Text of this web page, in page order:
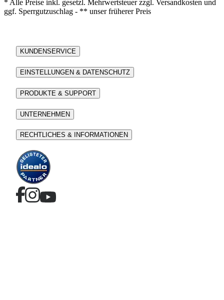
* Alle Preise inkl. gesetzl. Mehrwertsteuer zzgl. Versandkosten und
ggf. Sperrgutzuschlag - ** unser früherer Preis
KUNDENSERVICE
EINSTELLUNGEN & DATENSCHUTZ
PRODUKTE & SUPPORT
UNTERNEHMEN
RECHTLICHES & INFORMATIONEN